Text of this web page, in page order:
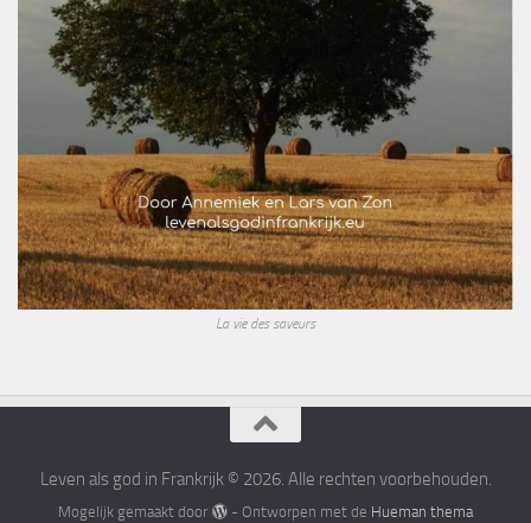
La vie des saveurs
Leven als god in Frankrijk © 2026. Alle rechten voorbehouden.
Mogelijk gemaakt door - Ontworpen met de Hueman thema